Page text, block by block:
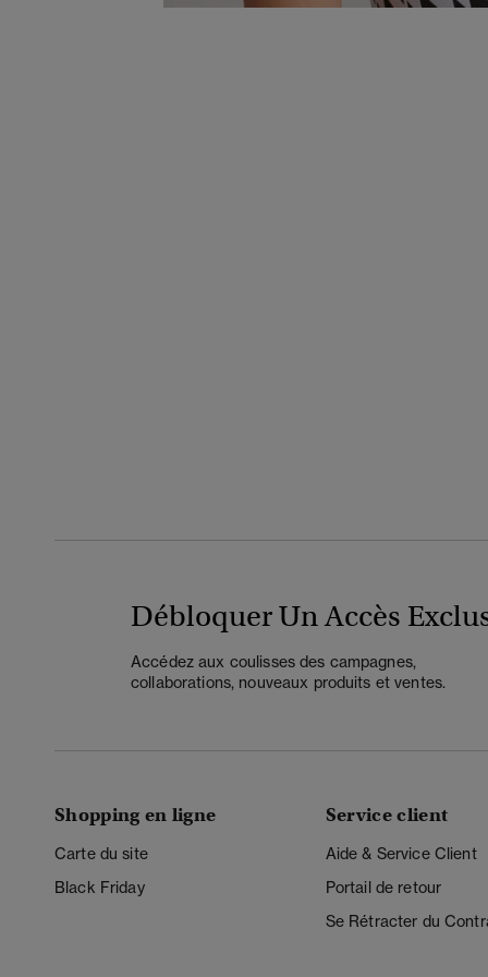
Débloquer Un Accès
Accédez aux coulisses des campagnes,
collaborations, nouveaux produits et ventes.
Shopping en ligne
Carte du site
Black Friday
Service client
Aide & Service Client
Portail de retour
Se Rétracter du